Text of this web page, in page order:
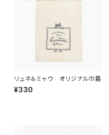
リュネ＆ミャウ オリジナル巾着
¥330